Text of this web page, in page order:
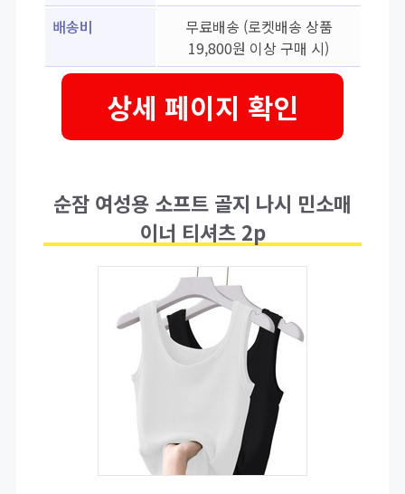
배송비
무료배송 (로켓배송 상품
19,800원 이상 구매 시)
상세 페이지 확인
순잠 여성용 소프트 골지 나시 민소매
이너 티셔츠 2p